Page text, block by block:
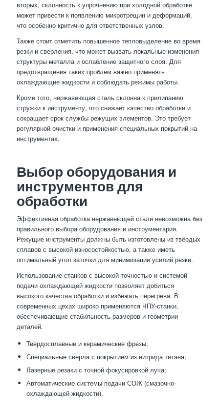
вторых, склонность к упрочнению при холодной обработке
может привести к появлению микротрещин и деформаций,
что особенно критично для ответственных узлов.
Также стоит отметить повышенное тепловыделение во время
резки и сверления, что может вызвать локальные изменения
структуры металла и ослабление защитного слоя. Для
предотвращения таких проблем важно применять
охлаждающие жидкости и соблюдать режимы работы.
Кроме того, нержавеющая сталь склонна к прилипанию
стружки к инструменту, что снижает качество обработки и
сокращает срок службы режущих элементов. Это требует
регулярной очистки и применения специальных покрытий на
инструментах.
Выбор оборудования и
инструментов для
обработки
Эффективная обработка нержавеющей стали невозможна без
правильного выбора оборудования и инструментария.
Режущие инструменты должны быть изготовлены из твёрдых
сплавов с высокой износостойкостью, а также иметь
оптимальный угол заточки для минимизации усилий резки.
Использование станков с высокой точностью и системой
подачи охлаждающей жидкости позволяет добиться
высокого качества обработки и избежать перегрева. В
современных цехах широко применяются ЧПУ-станки,
обеспечивающие стабильность размеров и геометрии
деталей.
Твёрдосплавные и керамические фрезы;
Специальные сверла с покрытием из нитрида титана;
Лазерные резаки с точной фокусировкой луча;
Автоматические системы подачи СОЖ (смазочно-
охлаждающей жидкости).